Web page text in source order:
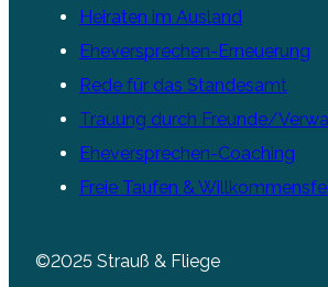
Heiraten im Ausland
Eheversprechen-Erneuerung
Rede für das Standesamt
Trauung durch Freunde/
Eheversprechen-Coaching
Freie Taufen &
©2025 Strauß & Fliege